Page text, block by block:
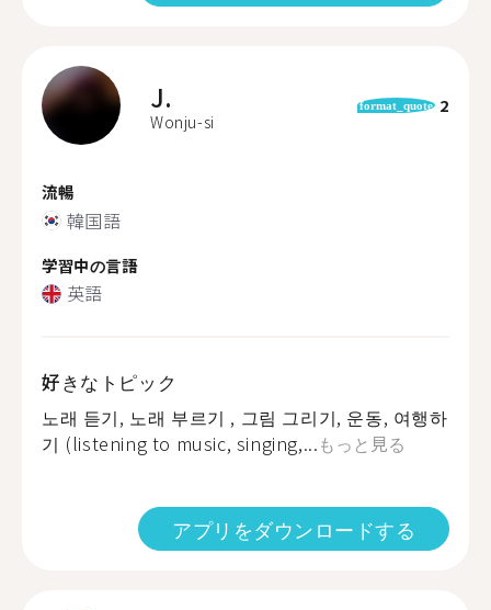
J.
Wonju-si
format_quote 2
流暢
韓国語
学習中の言語
英語
好きなトピック
노래 듣기, 노래 부르기 , 그림 그리기, 운동, 여행하
기 (listening to music, singing,...もっと見る
アプリをダウンロードする